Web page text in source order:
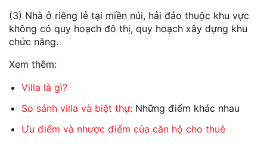
(3) Nhà ở riêng lẻ tại miền núi, hải đảo thuộc khu vực
không có quy hoạch đô thị, quy hoạch xây dựng khu
chức năng.
Xem thêm:
Villa là gì?
So sánh villa và biệt thự: Những điểm khác nhau
Ưu điểm và nhược điểm của căn hộ cho thuê